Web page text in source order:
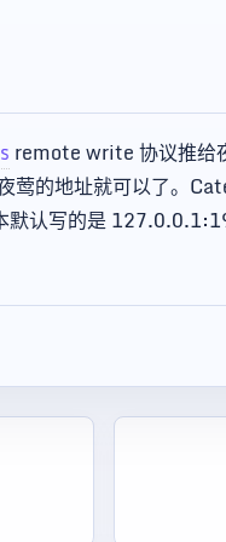
remote write 协议推给
莺的地址就可以了。
认写的是